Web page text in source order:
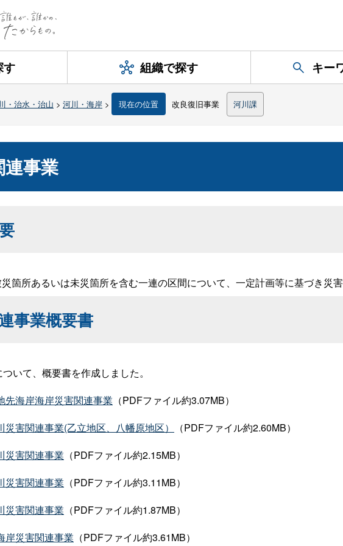
す 組織で探す キー
・治水・治山 > 河川・海岸 > 現在の位置 改良復旧事業 河川課
事業
箇所あるいは未災箇所を含む一連の区間について、一定計画等に基づき災
事業概要書
いて、概要書を作成しました。
先海岸海岸災害関連事業 （PDFファイル約3.07MB）
災害関連事業(乙立地区、八幡原地区）
（PDFファイル約2.60MB）
災害関連事業 （PDFファイル約2.15MB）
災害関連事業 （PDFファイル約3.11MB）
災害関連事業 （PDFファイル約1.87MB）
岸災害関連事業 （PDFファイル約3.61MB）